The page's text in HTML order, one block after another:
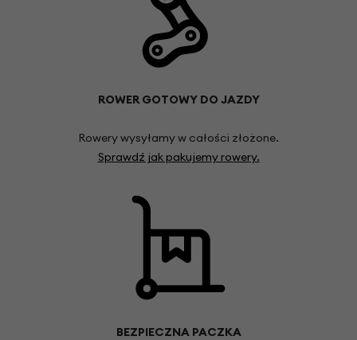
ROWER GOTOWY DO JAZDY
Rowery wysyłamy w całości złożone.
Sprawdź jak pakujemy rowery.
BEZPIECZNA PACZKA